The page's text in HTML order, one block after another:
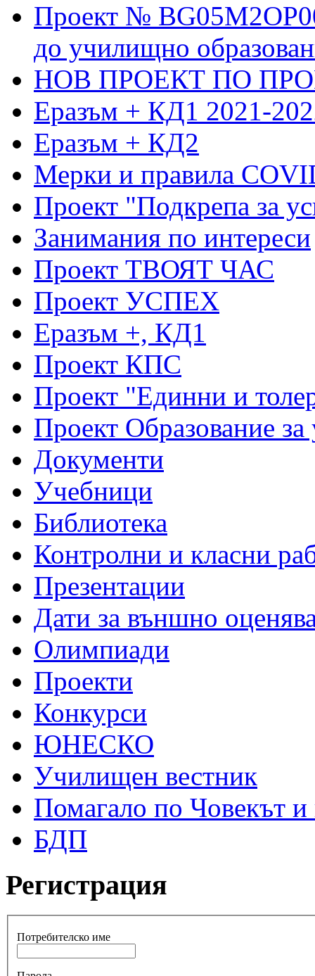
Проект №
до училищно
НОВ ПРОЕКТ ПО
Еразъм + КД1 2021-
Еразъм + КД2
Мерки и правила
Проект "Подкрепа за
Занимания по интереси
Проект ТВОЯТ ЧАС
Проект УСПЕХ
Еразъм +, КД1
Проект КПС
Проект "Единни и
Проект Образование
Документи
Учебници
Библиотека
Контролни и класни
Презентации
Дати за външно
Олимпиади
Проекти
Конкурси
ЮНЕСКО
Училищен вестник
Помагало по Човекът и
БДП
Регистрация
Потребителско име